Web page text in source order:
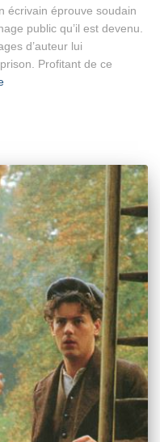
écrivain éprouve soudain
public qu’il est devenu.
d’auteur lui
Profitant de ce